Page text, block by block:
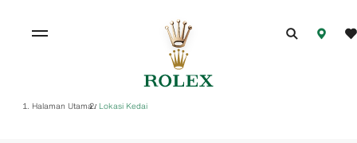
Halaman Utama/ Lokasi Kedai